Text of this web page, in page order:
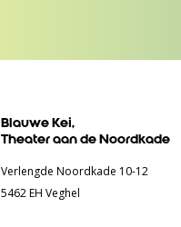
Blauwe Kei,
Theater aan de Noordkade
Verlengde Noordkade 10-12
5462 EH Veghel